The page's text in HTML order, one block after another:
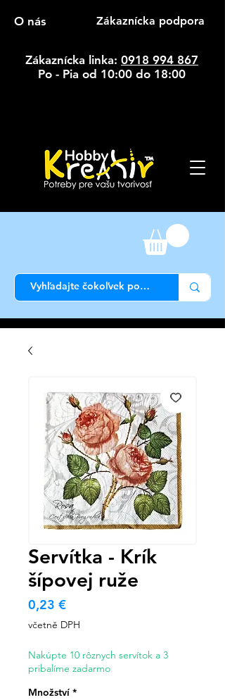
O nás Zákaznícka podpora
Zákaznícka linka: 0918 994 867
Po - Pia od 10:00 do 18:00
Servítka - Krík
šípovej ruže
0,23 €Cena
včetně DPH
Nakúpte 10 rôznych servítok a 3
pribalíme zadarmo
Množství *